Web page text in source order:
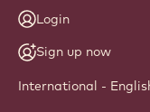
Login
Sign up now
International -